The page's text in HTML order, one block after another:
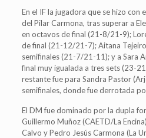
En el IF la jugadora que se hizo con
del Pilar Carmona, tras superar a
en octavos de final (21-8/21-9);
de final (21-12/21-7); Aitana
semifinales (21-7/21-11); y a Sara
final muy igualada a tres sets (23-
restante fue para Sandra Pastor
semifinales, donde fue derrotada
El DM fue dominado por la dupla
Guillermo Muñoz (CAETD/La
Calvo y Pedro Jesús Carmona (La